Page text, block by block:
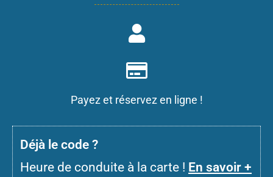
Payez et réservez en ligne !
Déjà le code ?
Heure de conduite à la carte ! En savoir +